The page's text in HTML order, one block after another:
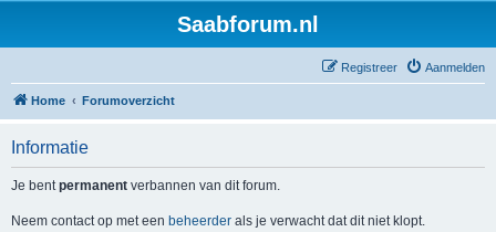
Saabforum.nl
Aanmelden
Registreer
Home Forumoverzicht
Informatie
Je bentpermanent verbannen van dit forum.
Neem contact op met een beheerder als je verwacht dat dit niet klopt.